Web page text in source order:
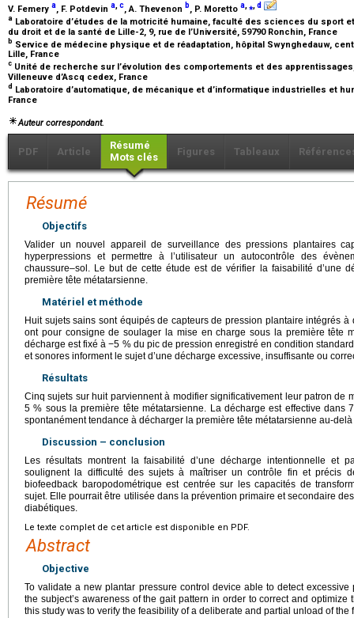
V. Femery a, F. Potdevin a,c, A. Thevenon b, P. Moretto a,⁎,d
a Laboratoire d’études de la motricité humaine, faculté des sciences du sport
du droit et de la santé de Lille-2, 9, rue de l’Université, 59790 Ronchin, France
b Service de médecine physique et de réadaptation, hôpital Swynghedauw,
Lille, France
c Unité de recherche sur l’évolution des comportements et des
Villeneuve d’Ascq cedex, France
d Laboratoire d’automatique, de mécanique et d’informatique industrielles et
France
Auteur correspondant.
PDF Article
Résumé
Mots clés
Figures Tableaux
Résumé
Objectifs
Valider un nouvel appareil de surveillance des pressions plantaires
hyperpressions et permettre à l’utilisateur un autocontrôle des
chaussure–sol. Le but de cette étude est de vérifier la faisabilité d’une
première tête métatarsienne.
Matériel et méthode
Huit sujets sains sont équipés de capteurs de pression plantaire intégrés
ont pour consigne de soulager la mise en charge sous la première tête
décharge est fixé à −5 % du pic de pression enregistré en condition
et sonores informent le sujet d’une décharge excessive, insuffisante ou
Résultats
Cinq sujets sur huit parviennent à modifier significativement leur patron de
5 % sous la première tête métatarsienne. La décharge est effective dans
spontanément tendance à décharger la première tête métatarsienne au-
Discussion – conclusion
Les résultats montrent la faisabilité d’une décharge intentionnelle et
soulignent la difficulté des sujets à maîtriser un contrôle fin et précis
biofeedback baropodométrique est centrée sur les capacités de
sujet. Elle pourrait être utilisée dans la prévention primaire et secondaire
diabétiques.
Le texte complet de cet article est disponible en PDF.
Abstract
Objective
To validate a new plantar pressure control device able to detect
the subjectʼs awareness of the gait pattern in order to correct and
this study was to verify the feasibility of a deliberate and partial unload of the